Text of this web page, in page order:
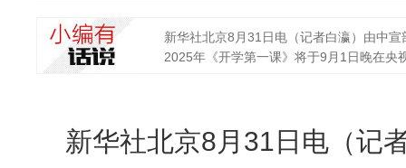
新华社北京8月31日电（记者白瀛）由中
2025年《开学第一课》将于9月1日晚在央
新华社北京8月31日电（记